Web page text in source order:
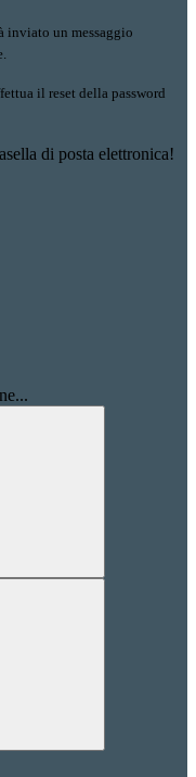
inviato un messaggio
il reset della password
di posta elettronica!